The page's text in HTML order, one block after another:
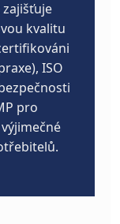
kvalitu
ISO
pro